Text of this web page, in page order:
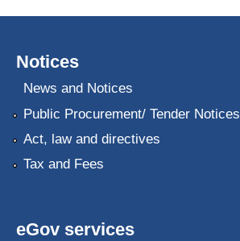
Notices
News and Notices
Public Procurement/ Tender Notices
Act, law and directives
Tax and Fees
eGov services